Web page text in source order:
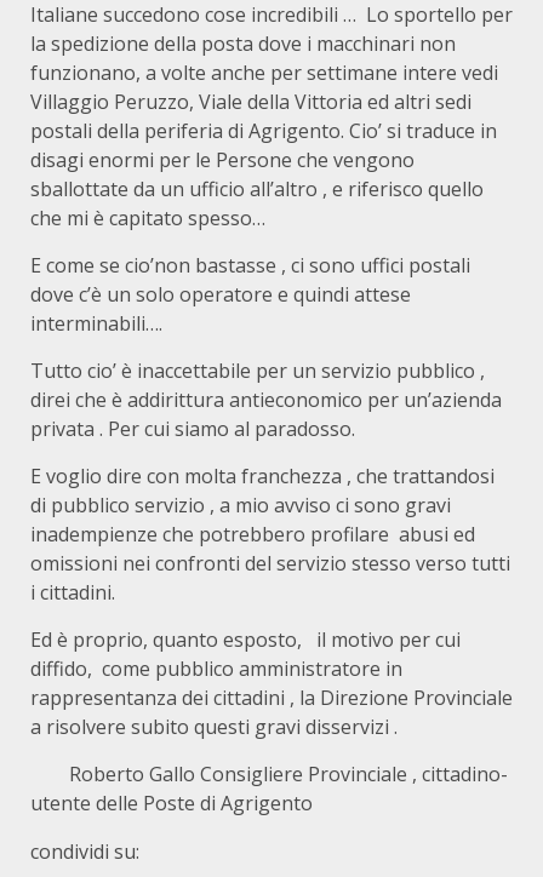
Italiane succedono cose incredibili … Lo sportello per
la spedizione della posta dove i macchinari non
funzionano, a volte anche per settimane intere vedi
Villaggio Peruzzo, Viale della Vittoria ed altri sedi
postali della periferia di Agrigento. Cio’ si traduce in
disagi enormi per le Persone che vengono
sballottate da un ufficio all’altro , e riferisco quello
che mi è capitato spesso…
E come se cio’non bastasse , ci sono uffici postali
dove c’è un solo operatore e quindi attese
interminabili….
Tutto cio’ è inaccettabile per un servizio pubblico ,
direi che è addirittura antieconomico per un’azienda
privata . Per cui siamo al paradosso.
E voglio dire con molta franchezza , che trattandosi
di pubblico servizio , a mio avviso ci sono gravi
inadempienze che potrebbero profilare abusi ed
omissioni nei confronti del servizio stesso verso tutti
i cittadini.
Ed è proprio, quanto esposto, il motivo per cui
diffido, come pubblico amministratore in
rappresentanza dei cittadini , la Direzione Provinciale
a risolvere subito questi gravi disservizi .
Roberto Gallo Consigliere Provinciale , cittadino-
utente delle Poste di Agrigento
condividi su: